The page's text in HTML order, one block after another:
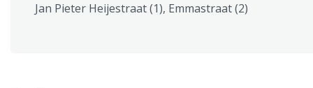
Jan Pieter Heijestraat (1), Emmastraat (2)